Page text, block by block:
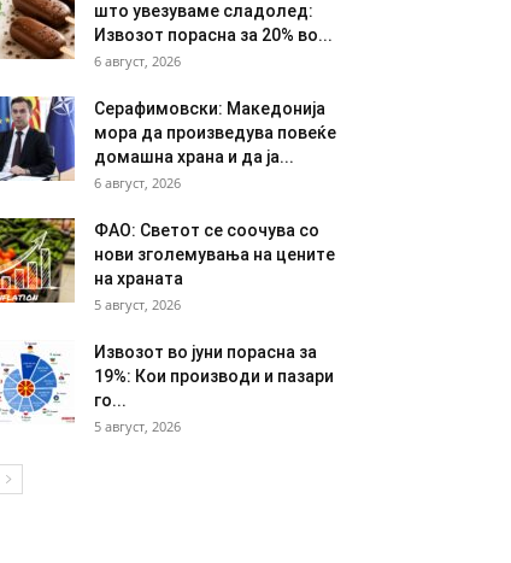
што увезуваме сладолед:
Извозот порасна за 20% во...
6 август, 2026
Серафимовски: Македонија
мора да произведува повеќе
домашна храна и да ја...
6 август, 2026
ФАО: Светот се соочува со
нови зголемувања на цените
на храната
5 август, 2026
Извозот во јуни порасна за
19%: Кои производи и пазари
го...
5 август, 2026